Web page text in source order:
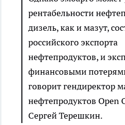
рентабельности
дизель, как и мазут,
российского экспорта
нефтепродуктов, и
финансовыми
говорит гендиректор
нефтепродуктов Open
Сергей Терешкин.